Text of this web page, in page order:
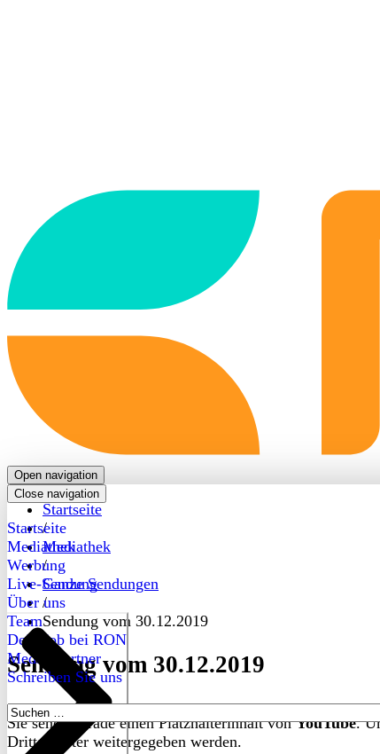
frontpage
Open navigation
Close navigation
Startseite
Mediathek
Werbung
Live-Sendung
Über uns
Team
Dein Job bei RON
Medienpartner
Schreiben Sie uns
Suchen
nach:
Startseite
/
Mediathek
/
Ganze Sendungen
/
Sendung vom 30.12.2019
Sendung vom 30.12.2019
Sie sehen gerade einen Platzhalterinhalt vonYouTube.
Drittanbieter weitergegeben werden.